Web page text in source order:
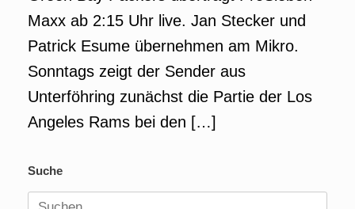
Maxx ab 2:15 Uhr live. Jan Stecker und
Patrick Esume übernehmen am Mikro.
Sonntags zeigt der Sender aus
Unterföhring zunächst die Partie der Los
Angeles Rams bei den […]
Suche
Suchen